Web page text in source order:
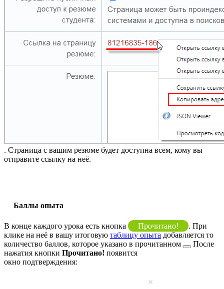
. Страница с вашим резюме будет доступна всем, кому вы
отправите ссылку на неё.
Баллы опыта
В конце каждого урока есть кнопка Прочитано!
. При
клике на неё в вашу итоговую таблицу опыта добавляется то
количество баллов, которое указано в прочитанном
После
нажатия кнопки Прочитано! появится
окно подтверждения: